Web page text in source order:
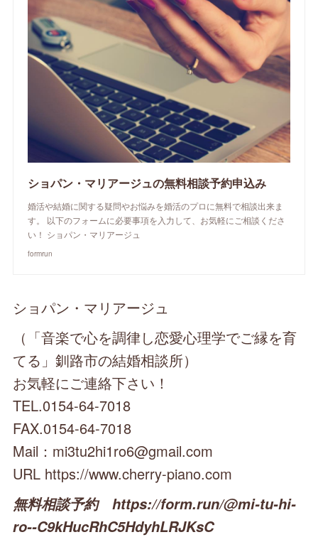
ショパン・マリアージュの無料相談予約申込み
婚活や結婚に関する疑問やお悩みを婚活のプロに無料で相談出来ま
す。 以下のフォームに必要事項を入力して、お気軽にご相談くださ
い！ ショパン・マリアージュ
formrun
ショパン・マリアージュ
（「音楽で心を調律し恋愛心理学でご縁を育
てる」釧路市の結婚相談所）
お気軽にご連絡下さい！
TEL.0154-64-7018
FAX.0154-64-7018
Mail：mi3tu2hi1ro6@gmail.com
URL https://www.cherry-piano.com
無料相談予約 https://form.run/@mi-tu-hi-
ro--C9kHucRhC5HdyhLRJKsC